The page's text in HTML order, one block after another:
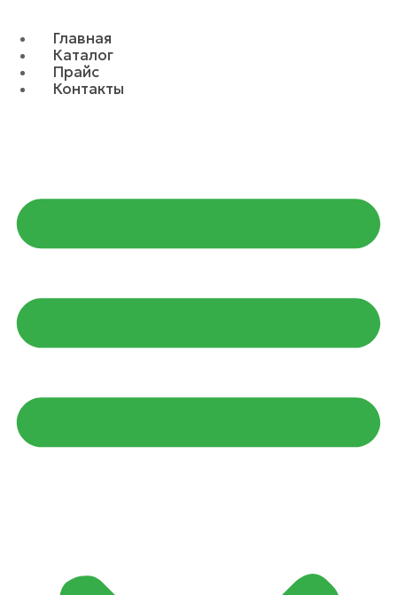
Главная
Каталог
Прайс
Контакты